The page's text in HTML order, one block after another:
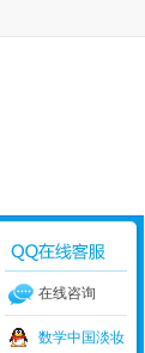
在线咨询
数学中国淡妆